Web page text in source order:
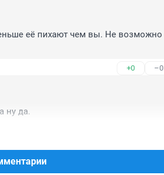
её пихают чем вы. Не возможно
+0 –0
ну да.